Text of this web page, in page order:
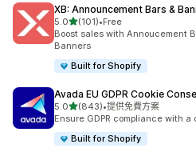
XB: Announcement Bars &
5.0滿分 5 顆星
(101)
共有 101 則評價
•Free
Boost sales with Annoucement
Banners
Built for Shopify
Avada EU GDPR Cookie
5.0滿分 5 顆星
(843)
共有 843 則評價
•提供免費方案
Ensure GDPR compliance with
Built for Shopify